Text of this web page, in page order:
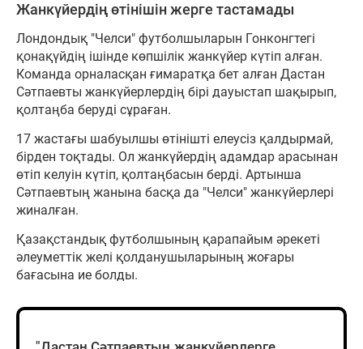
Жанкүйердің өтінішін жерге тастамады
Лондондық "Челси" футболшыларын Гонконгтегі
қонақүйдің ішінде көпшілік жанкүйер күтіп алған.
Команда орналасқан ғимаратқа бет алған Дастан
Сәтпаевты жанкүйерлердің бірі дауыстап шақырып,
қолтаңба беруді сұраған.
17 жастағы шабуылшы өтінішті елеусіз қалдырмай,
бірден тоқтады. Ол жанкүйердің адамдар арасынан
өтіп келуін күтіп, қолтаңбасын берді. Артынша
Сәтпаевтың жанына басқа да "Челси" жанкүйерлері
жиналған.
Қазақстандық футболшының қарапайым әрекеті
әлеуметтік желі қолданушыларының жоғары
бағасына ие болды.